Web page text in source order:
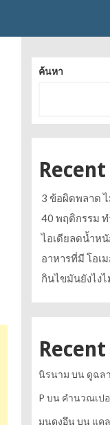
ค้นหา
3 ข้อผิดพลาด
40 พฤติกรรม
ไอเดียลดน้ำห
อาหารที่มี โอเ
กินไขมันยังไง
นิรนาม บน ดูฉล
P บน คำนวณเป
มุนดงอึน บน แค